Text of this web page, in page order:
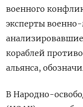
военного
эксперты
кораблей
альянса,
В Народно-